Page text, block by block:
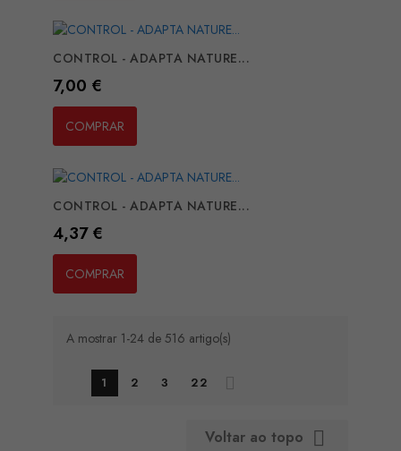
CONTROL - ADAPTA NATURE...
Preço
7,00 €
COMPRAR
CONTROL - ADAPTA NATURE...
Preço
4,37 €
COMPRAR
A mostrar 1-24 de 516 artigo(s)
1 2 3 22
Voltar ao topo 